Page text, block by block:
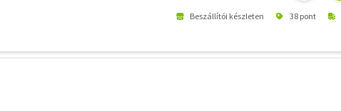
Beszállítói készleten 38 pont